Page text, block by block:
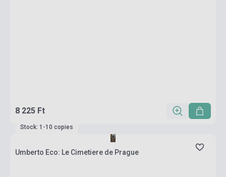
8 225 Ft
Stock: 1-10 copies
Umberto Eco: Le Cimetiere de Prague